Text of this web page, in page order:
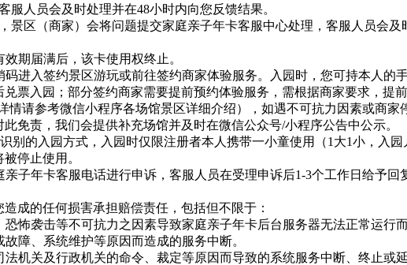
服人员会及时处理并在48小时内向您反馈结果。
景区（商家）会将问题提交家庭亲子年卡客服中心处理，客服人员会及
期届满后，该卡使用权终止。
进入签约景区游玩或前往签约商家体验服务。入园时，您可持本人
票入园；部分签约商家需要提前预约体验服务，需根据商家要求，提
情请参考微信小程序各场馆景区详细介绍），如遇不可抗力因素或商
免责，我们会提供补充场馆并及时在微信公众号/小程序公告中公示。
别的入园方式，入园时仅限注册者本人携带一小童使用（1大1小，入
停止使用。
子年卡客服电话进行申诉，客服人员在受理申诉后1-3个工作日给予回
成的任何损害承担赔偿责任，包括但不限于：
怖袭击等不可抗力之因素导致家庭亲子年卡后台服务器无法正常运行
障、系统维护等原因而造成的服务中断。
机关及行政机关的命令、裁定等原因而导致的系统服务中断、终止或延